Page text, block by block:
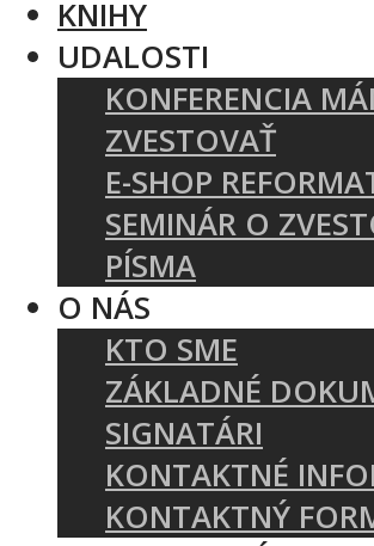
KNIHY
UDALOSTI
KONFERENCIA
ZVESTOVAŤ
E-SHOP
SEMINÁR O
PÍSMA
O NÁS
KTO SME
ZÁKLADNÉ
SIGNATÁRI
KONTAKTNÉ
KONTAKTNÝ